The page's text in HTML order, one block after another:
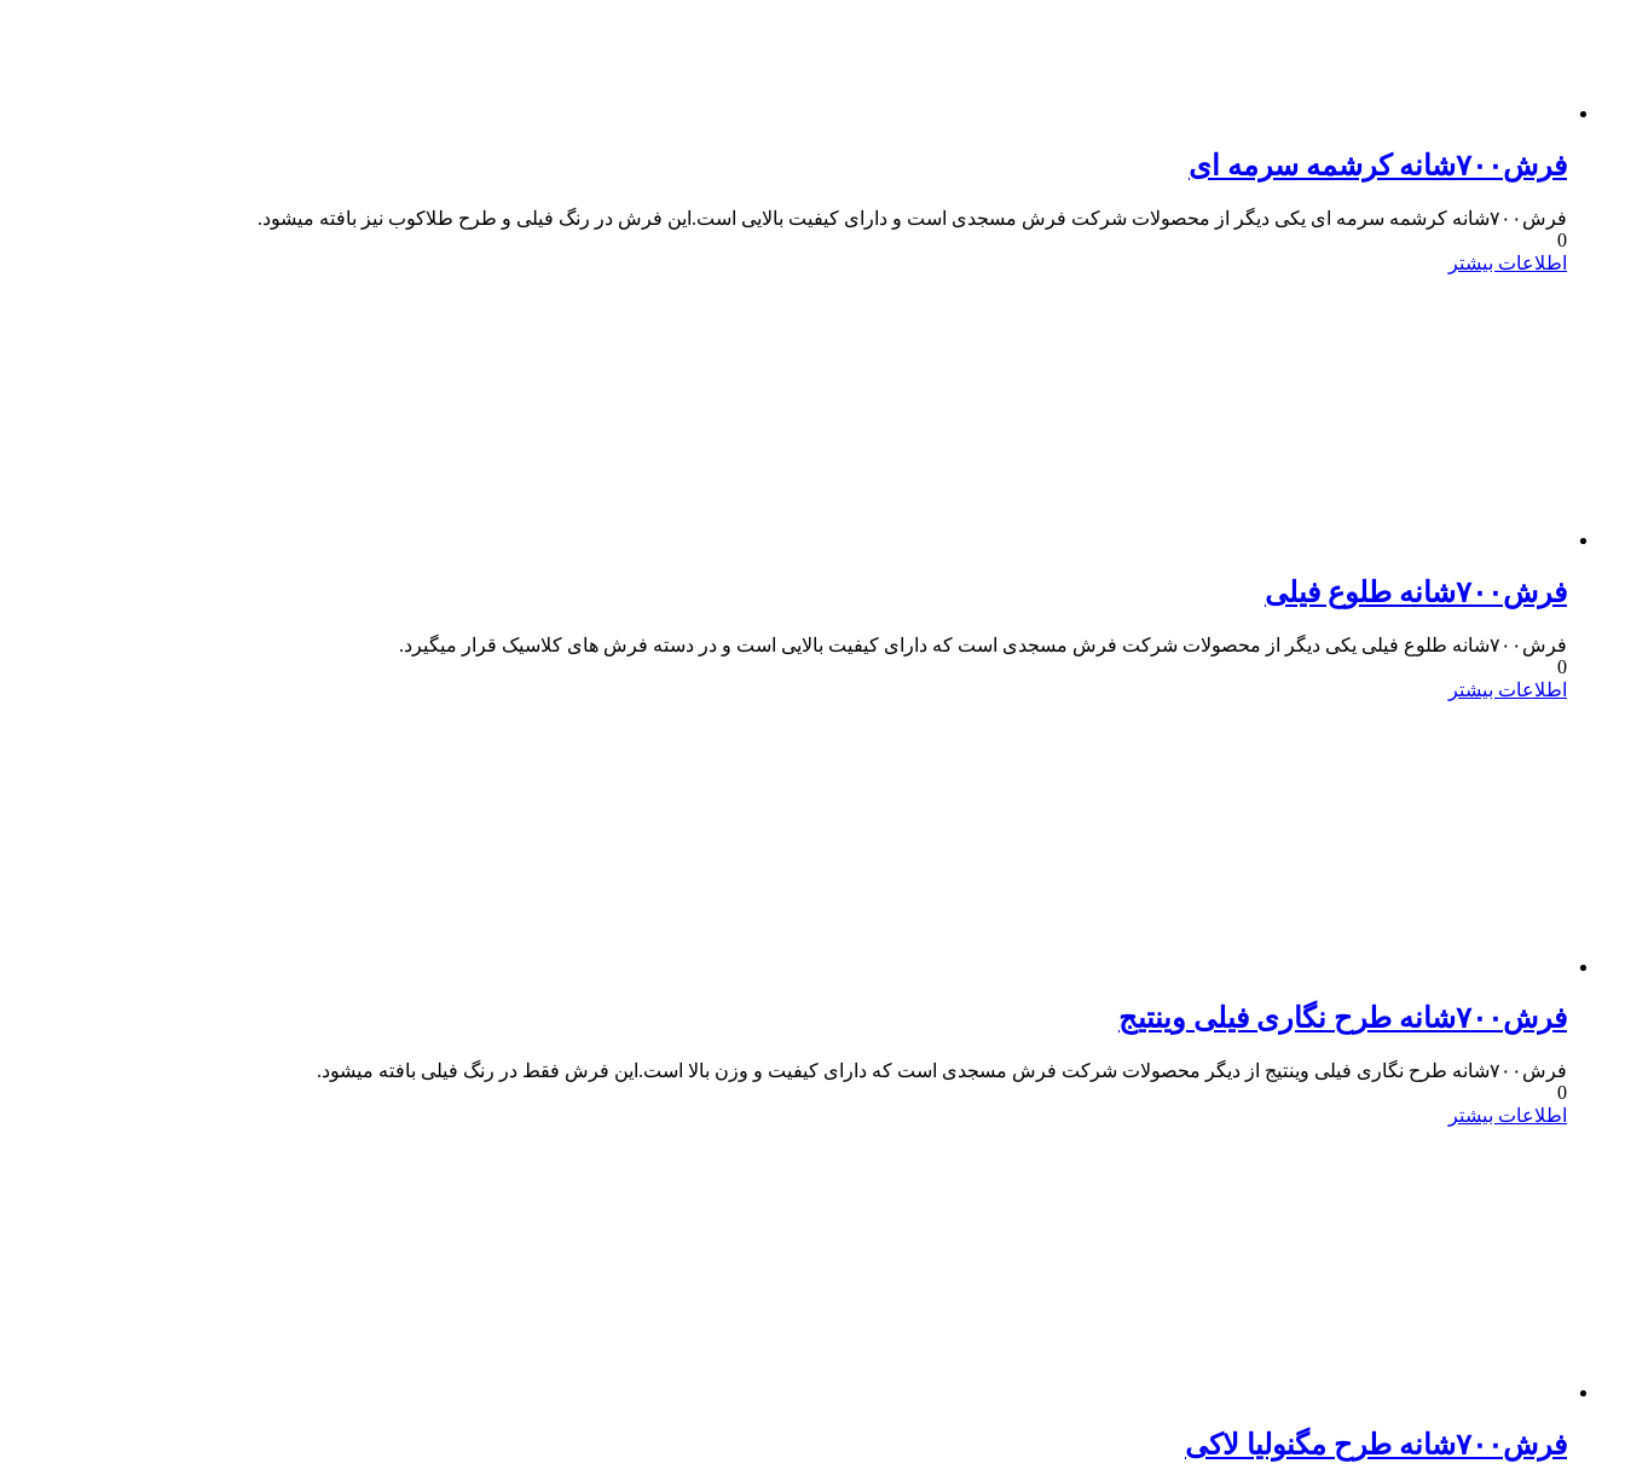
فرش۷۰۰شانه کرشمه سرمه ای
فرش۷۰۰شانه کرشمه سرمه ای یکی دیگر از محصولات شرکت فرش مسجدی است و دارای کیفیت بالایی است.این فرش در رنگ فیلی و طرح طلاکوب نیز بافته میشود.
0
اطلاعات بیشتر
فرش۷۰۰شانه طلوع فیلی
فرش۷۰۰شانه طلوع فیلی یکی دیگر از محصولات شرکت فرش مسجدی است که دارای کیفیت بالایی است و در دسته فرش های کلاسیک قرار میگیرد.
0
اطلاعات بیشتر
فرش۷۰۰شانه طرح نگاری فیلی وینتیج
فرش۷۰۰شانه طرح نگاری فیلی وینتیج از دیگر محصولات شرکت فرش مسجدی است که دارای کیفیت و وزن بالا است.این فرش فقط در رنگ فیلی بافته میشود.
0
اطلاعات بیشتر
فرش۷۰۰شانه طرح مگنولیا لاکی